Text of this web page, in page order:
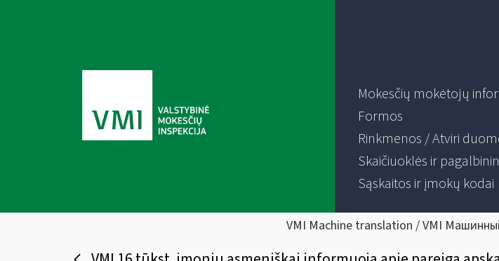
Mokesčių mokėtojų
Formos
Rinkmenos / Atviri
Skaičiuoklės ir
Sąskaitos ir įmokų kodai
VMI Machine translation / VMI